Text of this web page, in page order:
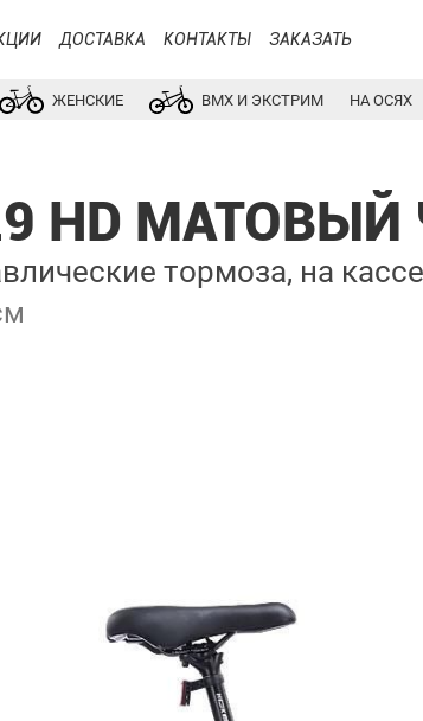
ДОСТАВКА КОНТАКТЫ ЗАКАЗАТЬ
ЖЕНСКИЕ BMX И ЭКСТРИМ НА ОСЯХ
29 HD
тормоза, на